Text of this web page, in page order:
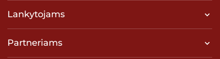
Lankytojams
Partneriams